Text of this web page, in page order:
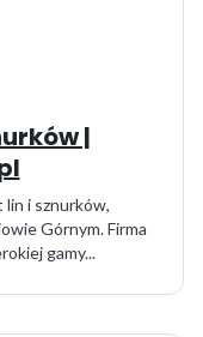
|
i sznurków,
Górnym. Firma
gamy...